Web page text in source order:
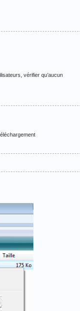
vérifier qu’aucun